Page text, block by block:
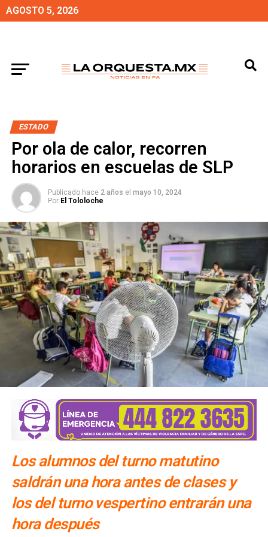
AGOSTO 5, 2026
ESTADO
Por ola de calor, recorren
horarios en escuelas de SLP
Publicado hace 2 años el mayo 10, 2024
Por El Tololoche
Los alumnos del turno matutino
saldrán una hora antes de clases y
los del turno vespertino entrarán una
hora después